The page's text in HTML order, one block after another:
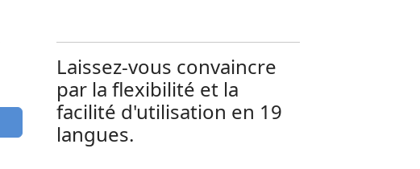
Laissez-vous convaincre
par la flexibilité et la
facilité d'utilisation en 19
langues.